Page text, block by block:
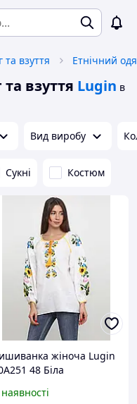
та взуття Етнічний
взуття Lugin в
Вид виробу
Сукні Костюм
жіноча Lugin
48 Біла